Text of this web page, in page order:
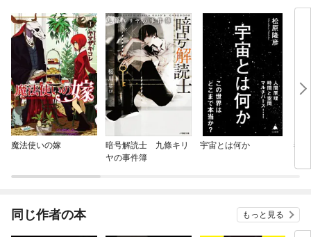
魔法使いの嫁
暗号解読士 九條キリ
ヤの事件簿
宇宙とは何か 毒
同じ作者の本 もっと見る